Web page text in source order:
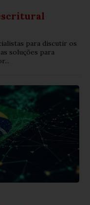
para discutir os
soluções para